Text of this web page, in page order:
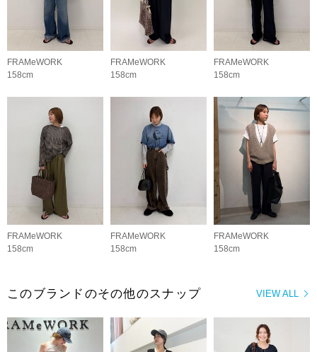
FRAMeWORK
158cm
FRAMeWORK
158cm
FRAMeWORK
158cm
FRAMeWORK
158cm
FRAMeWORK
158cm
FRAMeWORK
158cm
VIEW ALL
このブランドのその他のスナップ